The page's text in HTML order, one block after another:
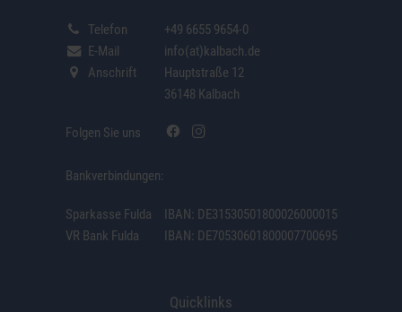
Telefon
+49 6655 9654-0
E-Mail
info(at)kalbach.de
Anschrift
Hauptstraße 12
36148 Kalbach
Folgen Sie uns
Bankverbindungen:
Sparkasse Fulda
VR Bank Fulda
IBAN: DE31530501800026000015
IBAN: DE70530601800007700695
Quicklinks